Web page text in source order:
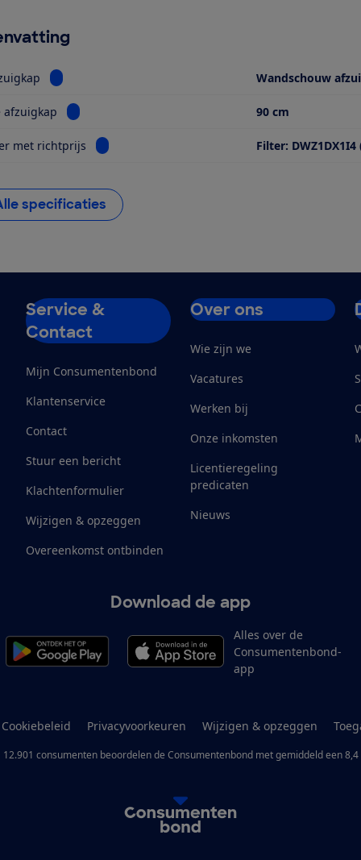
Bekijk informatie voor Type afzuigkap Wandschouw
afzuigkap Bekijk informatie voor Breedte afzuigkap
90 cm
met richtprijs Bekijk informatie voor Geurfilter met richtprijs
Filter: DWZ1DX1I4
specificaties
Service &
Contact
Mijn Consumentenbond
Klantenservice
Contact
Stuur een bericht
Klachtenformulier
Wijzigen & opzeggen
Overeenkomst ontbinden
Over ons
Wie zijn we
Vacatures
Werken bij
Onze inkomsten
Licentieregeling
predicaten
Nieuws
Download de app
Alles over de
Consumentenbond-
app
Cookiebeleid Privacyvoorkeuren Wijzigen & opzeggen
12.901 consumenten beoordelen de Consumentenbondmet gemiddeld een 8,4